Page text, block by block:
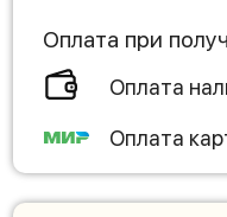
Оплата при
Оплата
Оплата